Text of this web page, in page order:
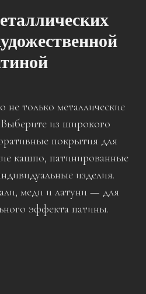
только металлические
из широкого
покрытия для
кашпо, патинированные
изделия.
меди и латуни — для
эффекта патины.